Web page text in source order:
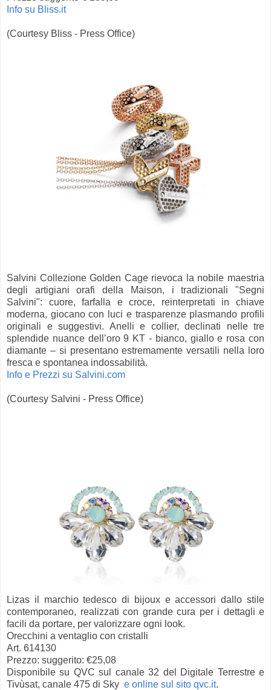
Info su Bliss.it
(Courtesy Bliss - Press Office)
Salvini Collezione Golden Cage rievoca la nobile maestria
degli artigiani orafi della Maison, i tradizionali "Segni
Salvini": cuore, farfalla e croce, reinterpretati in chiave
moderna, giocano con luci e trasparenze plasmando profili
originali e suggestivi. Anelli e collier, declinati nelle tre
splendide nuance dell’oro 9 KT - bianco, giallo e rosa con
diamante – si presentano estremamente versatili nella loro
fresca e spontanea indossabilità.
Info e Prezzi su Salvini.com
(Courtesy Salvini - Press Office)
Lizas il marchio tedesco di bijoux e accessori dallo stile
contemporaneo, realizzati con grande cura per i dettagli e
facili da portare, per valorizzare ogni look.
Orecchini a ventaglio con cristalli
Art. 614130
Prezzo: suggerito: €25,08
Disponibile su QVC sul canale 32 del Digitale Terrestre e
Tivùsat, canale 475 di Sky e online sul sito qvc.it.